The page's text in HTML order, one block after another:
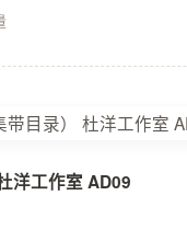
洋工作室 AD09